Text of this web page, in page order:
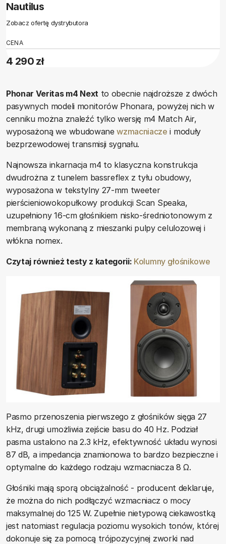
Nautilus
Zobacz ofertę dystrybutora
CENA
4 290 zł
Phonar Veritas m4 Nextto obecnie najdroższe z dwóch
pasywnych modeli monitorów Phonara, powyżej nich w
cenniku można znaleźć tylko wersję m4 Match Air,
wyposażoną we wbudowanewzmacniacze i moduły
bezprzewodowej transmisji sygnału.
Najnowsza inkarnacja m4 to klasyczna konstrukcja
dwudrożna z tunelem bassreflex z tyłu obudowy,
wyposażona w tekstylny 27-mm tweeter
pierścieniowokopułkowy produkcji Scan Speaka,
uzupełniony 16-cm głośnikiem nisko-średniotonowym z
membraną wykonaną z mieszanki pulpy celulozowej i
włókna nomex.
Czytaj również testy z kategorii: Kolumny głośnikowe
Pasmo przenoszenia pierwszego z głośników sięga 27
kHz, drugi umożliwia zejście basu do 40 Hz. Podział
pasma ustalono na 2.3 kHz, efektywność układu wynosi
87 dB, a impedancja znamionowa to bardzo bezpieczne i
optymalne do każdego rodzaju wzmacniacza 8 Ω.
Głośniki mają sporą obciążalność - producent deklaruje,
że można do nich podłączyć wzmacniacz o mocy
maksymalnej do 125 W. Zupełnie nietypową ciekawostką
jest natomiast regulacja poziomu wysokich tonów, której
dokonuje się za pomocą trójpozycyjnej zworki nad